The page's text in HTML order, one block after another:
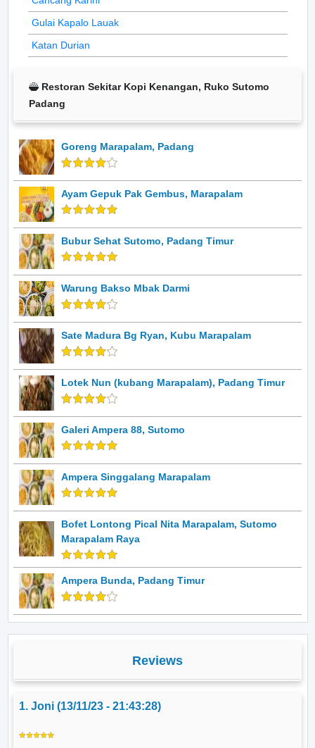
Gulai Kapalo Lauak
Katan Durian
Restoran Sekitar Kopi Kenangan, Ruko Sutomo
Padang
Goreng Marapalam, Padang
Ayam Gepuk Pak Gembus, Marapalam
Bubur Sehat Sutomo, Padang Timur
Warung Bakso Mbak Darmi
Sate Madura Bg Ryan, Kubu Marapalam
Lotek Nun (kubang Marapalam), Padang Timur
Galeri Ampera 88, Sutomo
Ampera Singgalang Marapalam
Bofet Lontong Pical Nita Marapalam, Sutomo
Marapalam Raya
Ampera Bunda, Padang Timur
Reviews
1. Joni (13/11/23 - 21:43:28)